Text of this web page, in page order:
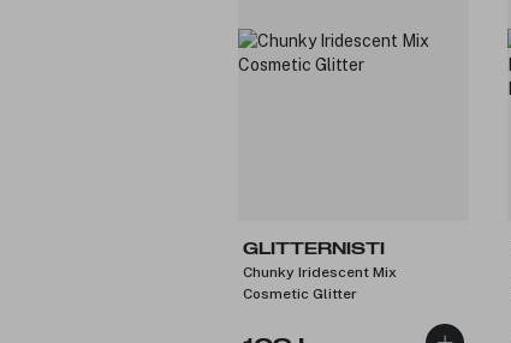
GLITTERNISTI
Chunky Iridescent Mix
Cosmetic Glitter